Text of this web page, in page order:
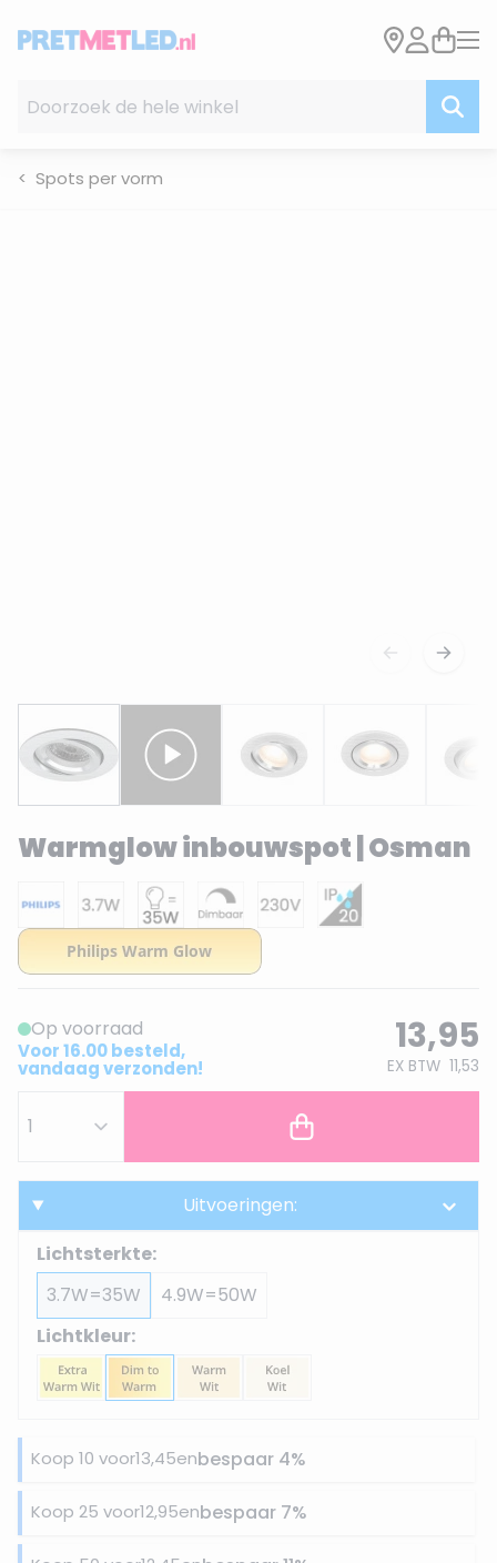
Spots per vorm
Warmglow inbouwspot | Osman
Op voorraad
Voor 16.00 besteld,
vandaag verzonden!
13,95
EX BTW 11,53
Uitvoeringen:
Lichtsterkte:
3.7W=35W
4.9W=50W
Lichtkleur:
Koop 10 voor13,45enbespaar 4%
Koop 25 voor12,95enbespaar 7%